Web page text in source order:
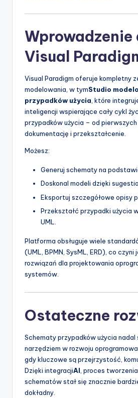
Wprowadzenie
Visual
Visual Paradigm oferuje kompletny
modelowania, w tymStudio
przypadków użycia, które
inteligencji wspierające cały cykl
przypadków użycia – od
dokumentację i przekształcenie.
Możesz:
Generuj schematy na
Doskonal modeli dzięki
Eksportuj szczegółowe opisy
Przekształć przypadki użycia
UML.
Platforma obsługuje wiele
(UML, BPMN, SysML, ERD), co czyni
rozwiązań dla projektowania
systemów.
Ostateczne
Schematy przypadków użycia nadal
narzędziem w rozwoju
gdy kluczowe są przejrzystość,
Dzięki integracjiAI , proces
schematów stał się znacznie
dokładny.